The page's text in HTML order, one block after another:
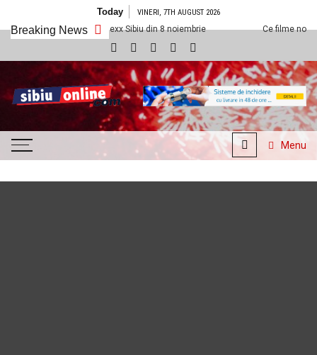
Today VINERI, 7TH AUGUST 2026
Breaking News
la Cineplexx Sibiu din 8 noiembrie Ce filme noi vedem la
SibiuOnline.com
… locatii si evenimente din
Sibiu!!!
Menu